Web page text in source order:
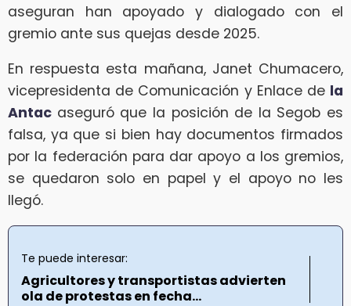
aseguran han apoyado y dialogado con el
gremio ante sus quejas desde 2025.
En respuesta esta mañana, Janet Chumacero,
vicepresidenta de Comunicación y Enlace de la
Antac aseguró que la posición de la Segob es
falsa, ya que si bien hay documentos firmados
por la federación para dar apoyo a los gremios,
se quedaron solo en papel y el apoyo no les
llegó.
Te puede interesar:
Agricultores y transportistas advierten
ola de protestas en fecha...